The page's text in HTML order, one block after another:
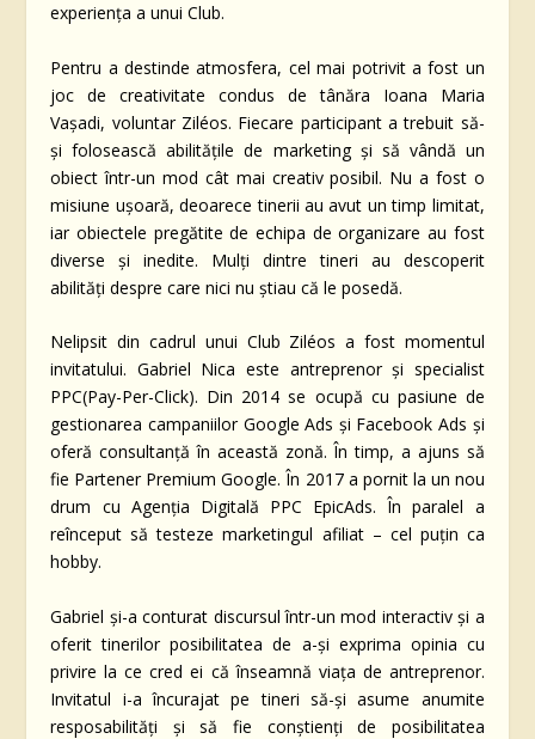
experiența a unui Club.
Pentru a destinde atmosfera, cel mai potrivit a fost un
joc de creativitate condus de tânăra Ioana Maria
Vașadi, voluntar Ziléos. Fiecare participant a trebuit să-
și folosească abilitățile de marketing și să vândă un
obiect într-un mod cât mai creativ posibil. Nu a fost o
misiune ușoară, deoarece tinerii au avut un timp limitat,
iar obiectele pregătite de echipa de organizare au fost
diverse și inedite. Mulți dintre tineri au descoperit
abilități despre care nici nu știau că le posedă.
Nelipsit din cadrul unui Club Ziléos a fost momentul
invitatului. Gabriel Nica este antreprenor și specialist
PPC(Pay-Per-Click). Din 2014 se ocupă cu pasiune de
gestionarea campaniilor Google Ads și Facebook Ads și
oferă consultanță în această zonă. În timp, a ajuns să
fie Partener Premium Google. În 2017 a pornit la un nou
drum cu Agenția Digitală PPC EpicAds. În paralel a
reînceput să testeze marketingul afiliat – cel puțin ca
hobby.
Gabriel și-a conturat discursul într-un mod interactiv și a
oferit tinerilor posibilitatea de a-și exprima opinia cu
privire la ce cred ei că înseamnă viața de antreprenor.
Invitatul i-a încurajat pe tineri să-și asume anumite
resposabilități și să fie conștienți de posibilitatea